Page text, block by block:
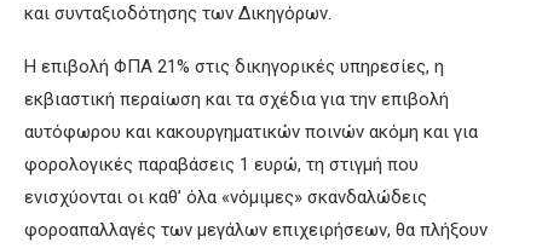
και συνταξιοδότησης των Δικηγόρων.
Η επιβολή ΦΠΑ 21% στις δικηγορικές υπηρεσίες, η
εκβιαστική περαίωση και τα σχέδια για την επιβολή
αυτόφωρου και κακουργηματικών ποινών ακόμη και για
φορολογικές παραβάσεις 1 ευρώ, τη στιγμή που
ενισχύονται οι καθ’ όλα «νόμιμες» σκανδαλώδεις
φοροαπαλλαγές των μεγάλων επιχειρήσεων, θα πλήξουν